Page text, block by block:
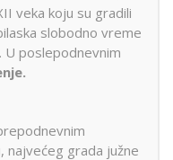
veka koju su gradili
slobodno vreme
U poslepodnevnim
najvećeg grada južne